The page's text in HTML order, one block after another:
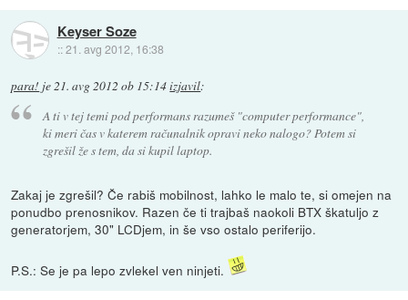
Keyser Soze
::21. avg 2012, 16:38
para! je21. avg 2012 ob 15:14izjavil:
A ti v tej temi podperformansrazumeš "computer performance",
ki meri čas v katerem računalnik opravi neko nalogo? Potem si
zgrešil že s tem, da si kupil laptop.
Zakaj je zgrešil? Če rabiš mobilnost, lahko le malo te, si omejen na
ponudbo prenosnikov. Razen če ti trajbaš naokoli BTX škatuljo z
generatorjem, 30" LCDjem, in še vso ostalo periferijo.
P.S.: Se je pa lepo zvlekel ven ninjeti.